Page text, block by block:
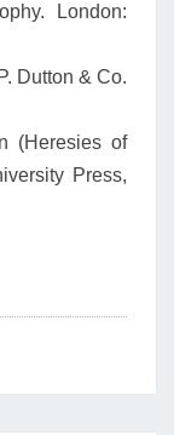
London:
Dutton & Co.
(Heresies of
Press,